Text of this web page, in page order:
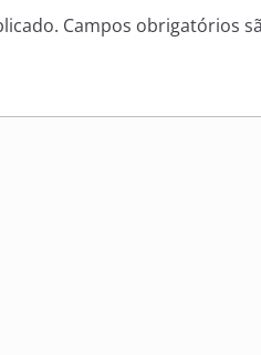
Campos obrigatórios